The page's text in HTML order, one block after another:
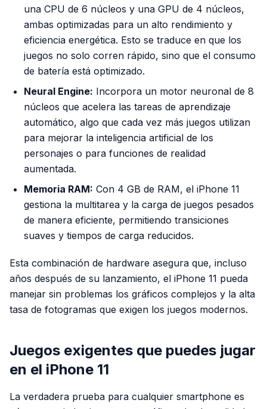
una CPU de 6 núcleos y una GPU de 4 núcleos,
ambas optimizadas para un alto rendimiento y
eficiencia energética. Esto se traduce en que los
juegos no solo corren rápido, sino que el consumo
de batería está optimizado.
Neural Engine: Incorpora un motor neuronal de 8
núcleos que acelera las tareas de aprendizaje
automático, algo que cada vez más juegos utilizan
para mejorar la inteligencia artificial de los
personajes o para funciones de realidad
aumentada.
Memoria RAM: Con 4 GB de RAM, el iPhone 11
gestiona la multitarea y la carga de juegos pesados
de manera eficiente, permitiendo transiciones
suaves y tiempos de carga reducidos.
Esta combinación de hardware asegura que, incluso
años después de su lanzamiento, el iPhone 11 pueda
manejar sin problemas los gráficos complejos y la alta
tasa de fotogramas que exigen los juegos modernos.
Juegos exigentes que puedes jugar
en el iPhone 11
La verdadera prueba para cualquier smartphone es